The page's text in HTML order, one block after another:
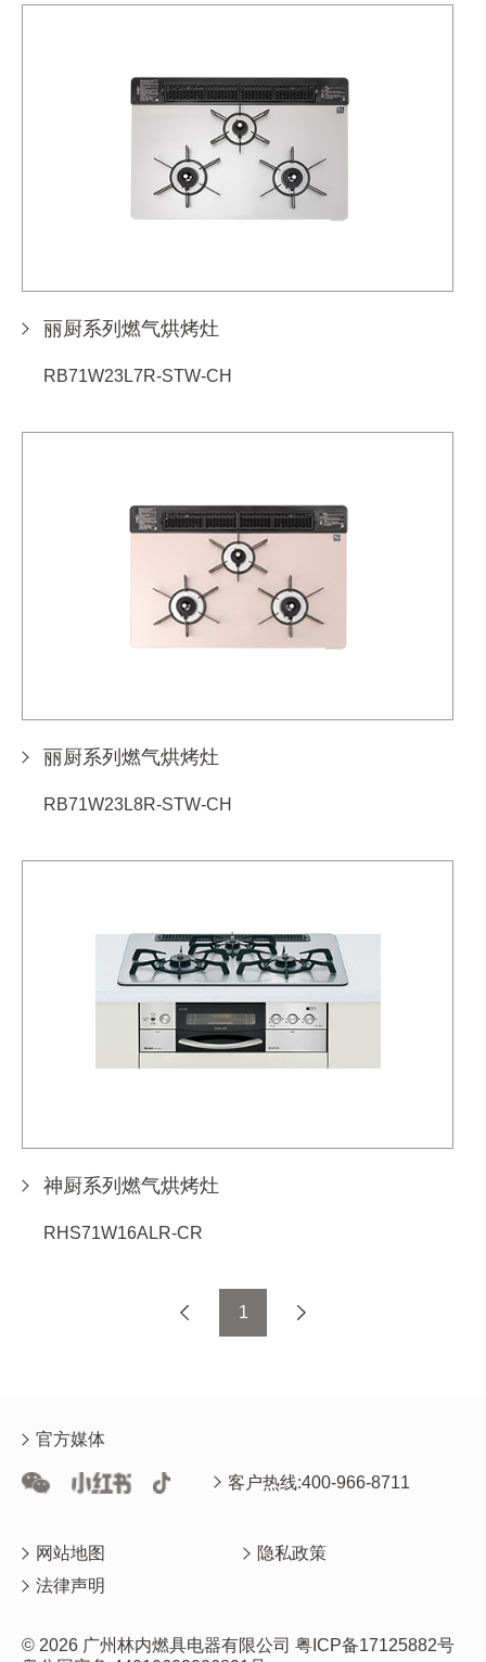
丽厨系列燃气烘烤灶
RB71W23L7R-STW-CH
丽厨系列燃气烘烤灶
RB71W23L8R-STW-CH
神厨系列燃气烘烤灶
RHS71W16ALR-CR
1
官方媒体
客户热线:400-966-8711
网站地图
隐私政策
法律声明
© 2026 广州林内燃具电器有限公司 粤ICP备17125882号